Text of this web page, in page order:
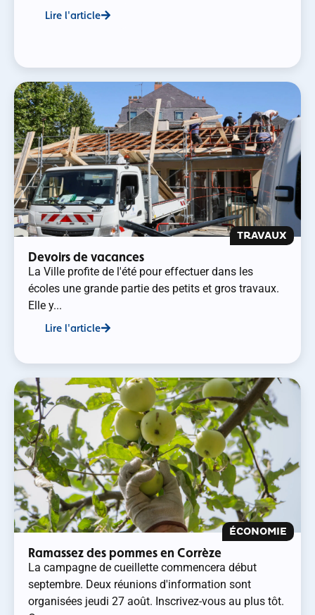
Lire l'article
TRAVAUX
Devoirs de vacances
La Ville profite de l'été pour effectuer dans les
écoles une grande partie des petits et gros travaux.
Elle y...
Lire l'article
ÉCONOMIE
Ramassez des pommes en Corrèze
La campagne de cueillette commencera début
septembre. Deux réunions d'information sont
organisées jeudi 27 août. Inscrivez-vous au plus tôt.